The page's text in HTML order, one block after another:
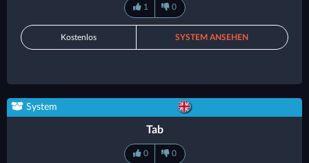
1 0
Kostenlos SYSTEM ANSEHEN
System
Tab
0 0